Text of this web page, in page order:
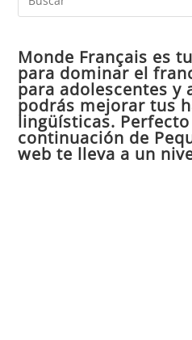
Monde Français es
para dominar el
para adolescentes y
podrás mejorar tus
lingüísticas.
continuación de
web te lleva a un